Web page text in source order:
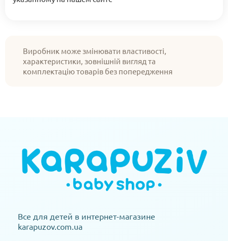
Виробник може змінювати властивості,
характеристики, зовнішній вигляд та
комплектацію товарів без попередження
Все для детей в интернет-магазине
karapuzov.com.ua